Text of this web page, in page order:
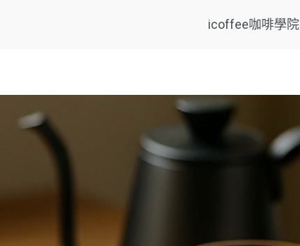
icoffee咖啡學院